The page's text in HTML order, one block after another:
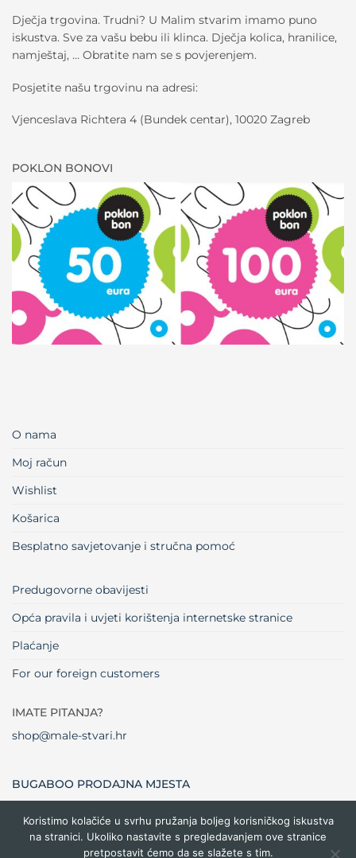
Dječja trgovina. Trudni? U Malim stvarim imamo puno
iskustva. Sve za vašu bebu ili klinca. Dječja kolica, hranilice,
namještaj, … Obratite nam se s povjerenjem.
Posjetite našu trgovinu na adresi:
Vjenceslava Richtera 4 (Bundek centar), 10020 Zagreb
POKLON BONOVI
O nama
Moj račun
Wishlist
Košarica
Besplatno savjetovanje i stručna pomoć
Predugovorne obavijesti
Opća pravila i uvjeti korištenja internetske stranice
Plaćanje
For our foreign customers
IMATE PITANJA?
shop@male-stvari.hr
BUGABOO PRODAJNA MJESTA
Visa MasterCardMaestro Dinners Credit
Cash
Koristimo kolačiće u svrhu pružanja boljeg korisničkog iskustva
na stranici. Ukoliko nastavite s pregledavanjem ove stranice
pretpostavit ćemo da se slažete s tim.